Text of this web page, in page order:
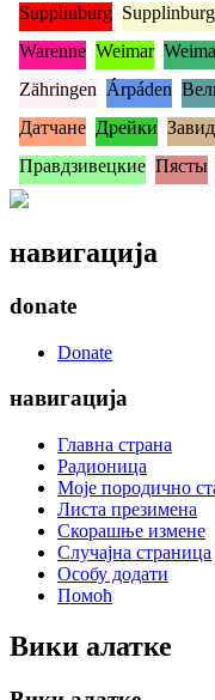
Supplinburg
Warenne Weimar
Zähringen Árpáden
Датчане Дрейки
Правдзивецкие Пясты
навигација
donate
Donate
навигација
Главна страна
Радионица
Моје породично
Листа презимена
Скорашње измене
Случајна страница
Особу додати
Помоћ
Вики алатке